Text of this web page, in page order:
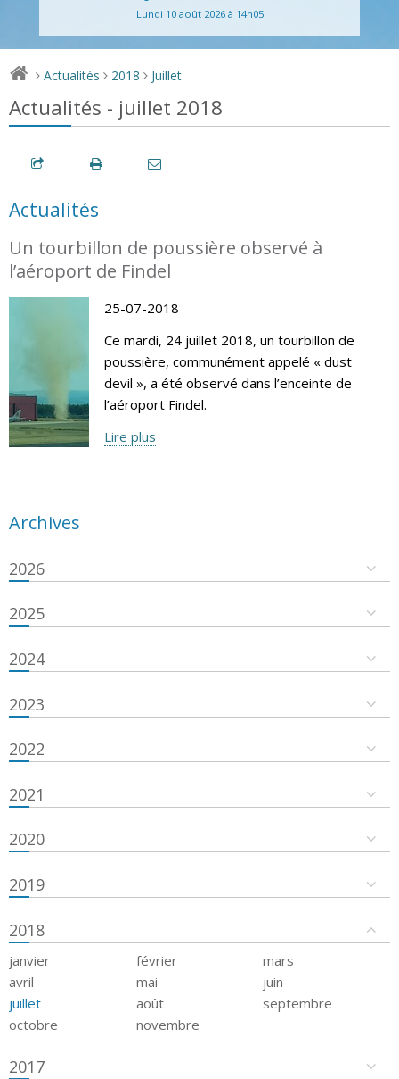
Lundi 10 août 2026 à 14h05
> Actualités > 2018 > Juillet
Actualités - juillet 2018
Actualités
Un tourbillon de poussière observé à
l’aéroport de Findel
25-07-2018
Ce mardi, 24 juillet 2018, un tourbillon de
poussière, communément appelé « dust
devil », a été observé dans l’enceinte de
l’aéroport Findel.
Lire plus
Archives
2026
2025
2024
2023
2022
2021
2020
2019
2018
janvier février
mars
avril
mai
juin
juillet
août
septembre
octobre
novembre
2017